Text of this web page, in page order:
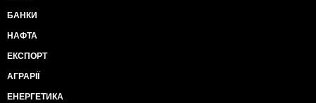
БАНКИ
НАФТА
ЕКСПОРТ
АГРАРІЇ
ЕНЕРГЕТИКА